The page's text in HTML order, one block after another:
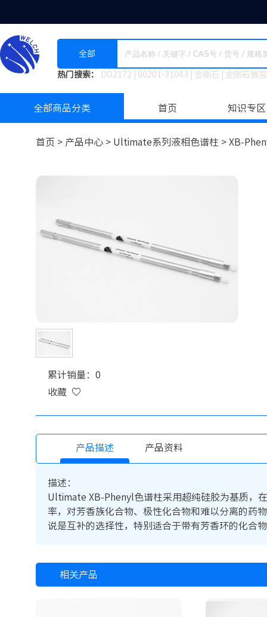
全部
热门搜索： DO2172 00201-31043 金刚石 金刚石镀
全部商品分类 首页 知识专区
首页 > 产品中心 > Ultimate系列液相色谱柱 > XB-
累计销量：0
收藏
产品描述 产品资料
描述：
Ultimate XB-Phenyl色谱柱采用超纯硅胶为基质，
率，对芳香族化合物、极性化合物和难以分离的药
说是互补的选择性，特别适合于带有芳香环的化合
相关产品